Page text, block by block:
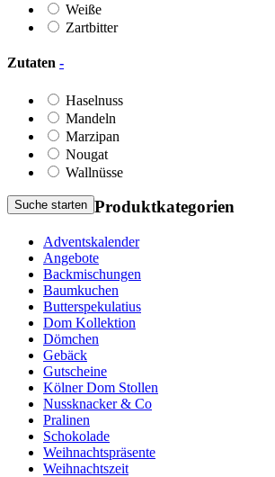
Weiße
Zartbitter
Zutaten -
Haselnuss
Mandeln
Marzipan
Nougat
Wallnüsse
Suche starten Produktkategorien
Adventskalender
Angebote
Backmischungen
Baumkuchen
Butterspekulatius
Dom Kollektion
Dömchen
Gebäck
Gutscheine
Kölner Dom Stollen
Nussknacker & Co
Pralinen
Schokolade
Weihnachtspräsente
Weihnachtszeit